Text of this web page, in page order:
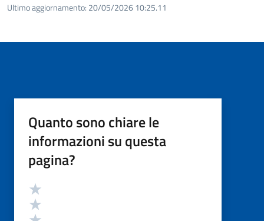
Ultimo aggiornamento: 20/05/2026 10:25.11
Quanto sono chiare le
informazioni su questa
pagina?
Valutazione